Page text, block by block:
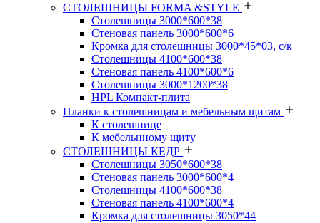
СТОЛЕШНИЦЫ FORMA &STYLE
Столешницы 3000*600*38
Стеновая панель 3000*600*6
Кромка для столешницы 3000*45*03, с/к
Столешницы 4100*600*38
Стеновая панель 4100*600*6
Столешницы 3000*1200*38
HPL Компакт-плита
Планки к столешницам и мебельным щитам
К столешнице
К мебельнному щиту
СТОЛЕШНИЦЫ КЕДР
Столешницы 3050*600*38
Стеновая панель 3000*600*4
Столешницы 4100*600*38
Стеновая панель 4100*600*4
Кромка для столешницы 3050*44